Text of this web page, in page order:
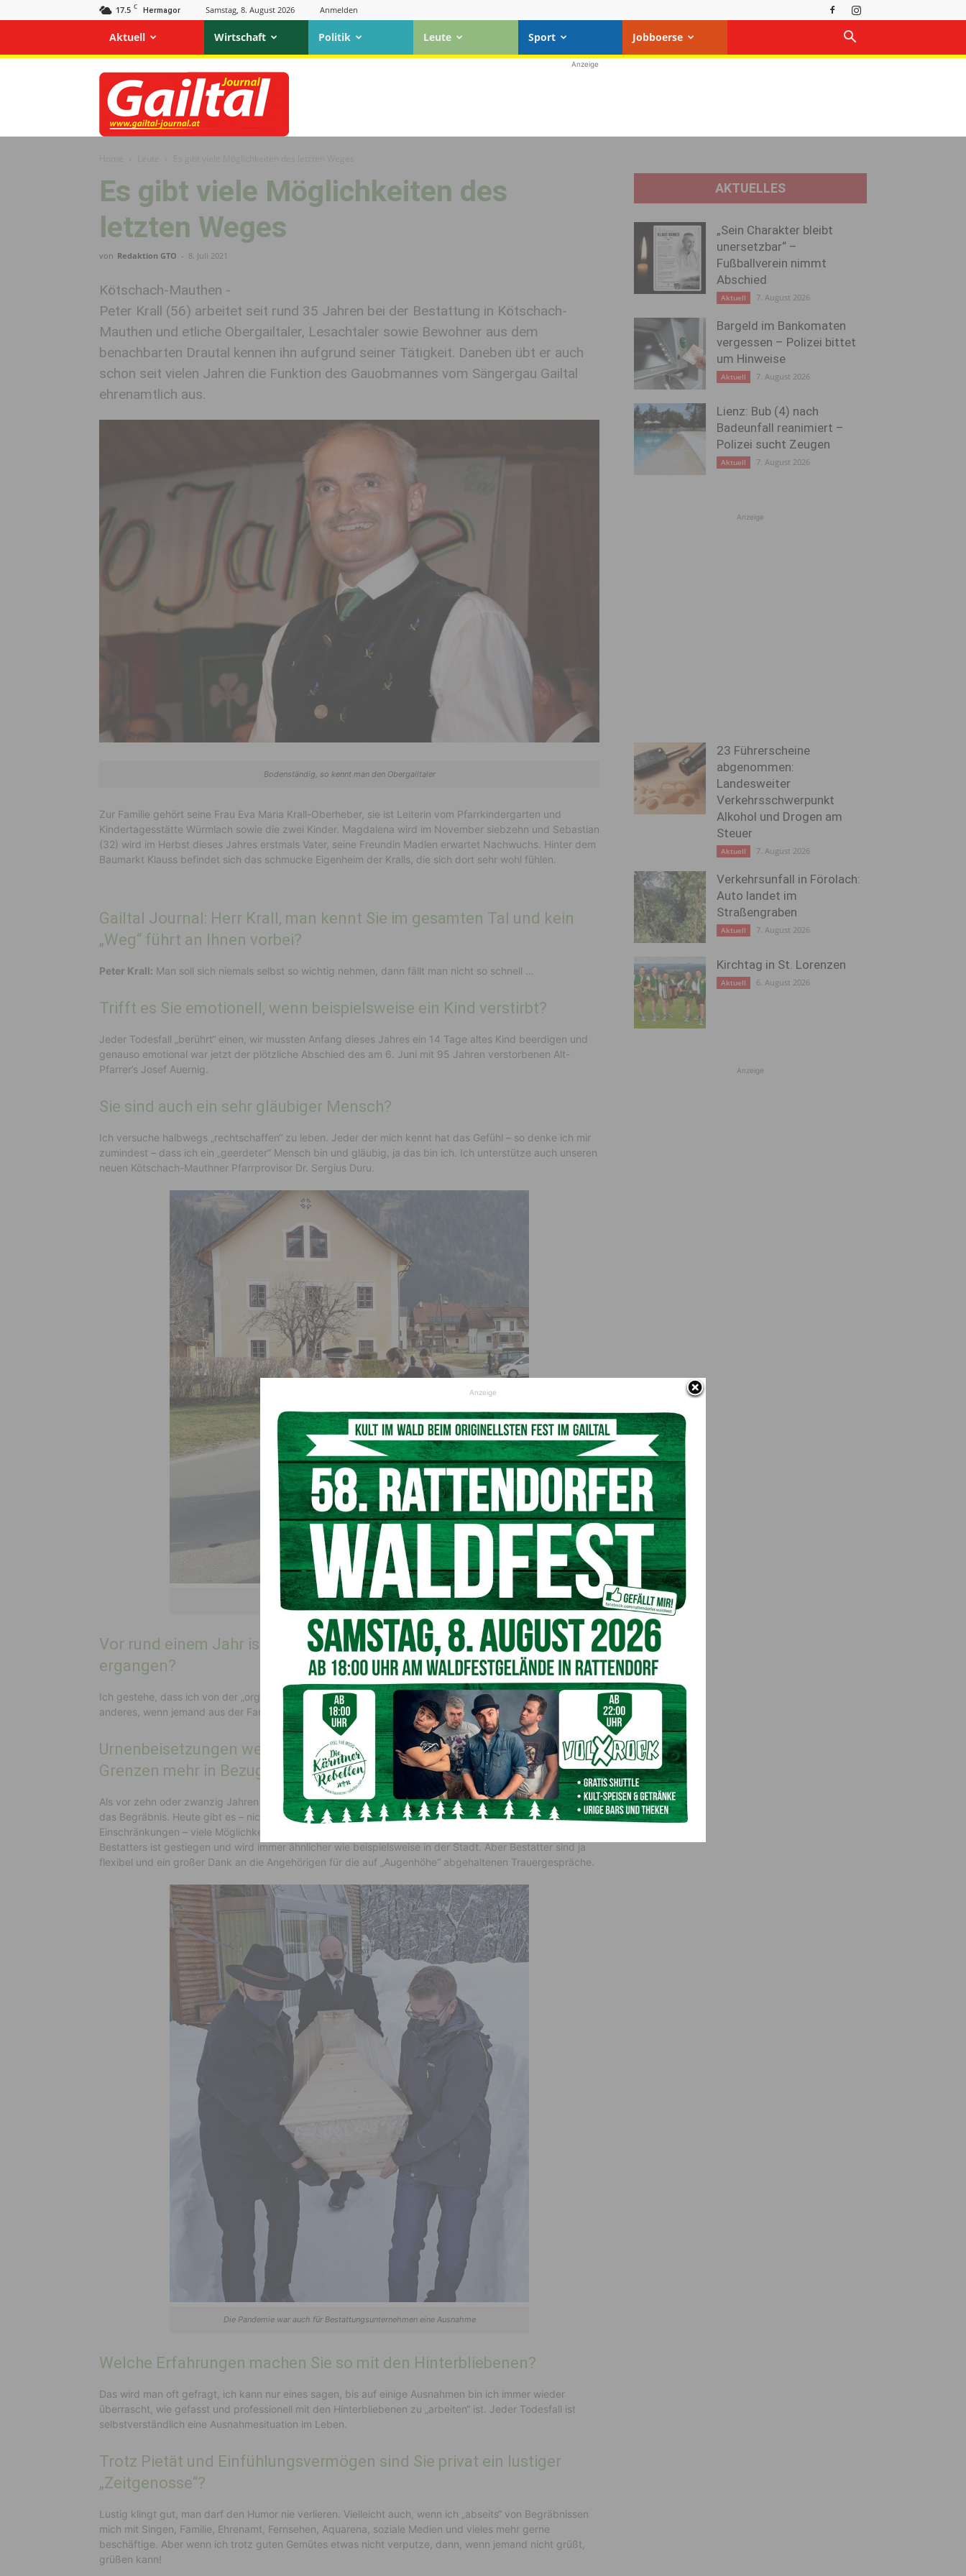
17.5 C Hermagor Samstag, 8. August 2026 Anmelden
Aktuell Wirtschaft Politik Leute Sport Jobboerse
Gailtal
Journal
Anzeige
Es gibt viele Möglichkeiten des
letzten Weges
von Redaktion GTO - 8. Juli 2021
Kötschach-Mauthen -
Peter Krall (56) arbeitet seit rund 35 Jahren bei der Bestattung in Kötschach-
Mauthen und etliche Obergailtaler, Lesachtaler sowie Bewohner aus dem
benachbarten Drautal kennen ihn aufgrund seiner Tätigkeit. Daneben übt er auch
schon seit vielen Jahren die Funktion des Gauobmannes vom Sängergau Gailtal
ehrenamtlich aus.
Bodenständig, so kennt man den Obergailtaler
Zur Familie gehört seine Frau Eva Maria Krall-Oberheber, sie ist Leiterin vom Pfarrkindergarten und
Kindertagesstätte Würmlach sowie die zwei Kinder. Magdalena wird im November siebzehn und Sebastian
(32) wird im Herbst dieses Jahres erstmals Vater, seine Freundin Madlen erwartet Nachwuchs. Hinter dem
Baumarkt Klauss befindet sich das schmucke Eigenheim der Kralls, die sich dort sehr wohl fühlen.
Gailtal Journal: Herr Krall, man kennt Sie im gesamten Tal und kein
„Weg“ führt an Ihnen vorbei?
Peter Krall: Man soll sich niemals selbst so wichtig nehmen, dann fällt man nicht so schnell …
Trifft es Sie emotionell, wenn beispielsweise ein Kind verstirbt?
Jeder Todesfall „berührt“ einen, wir mussten Anfang dieses Jahres ein 14 Tage altes Kind beerdigen und
genauso emotional war jetzt der plötzliche Abschied des am 6. Juni mit 95 Jahren verstorbenen Alt-
Pfarrer’s Josef Auernig.
Sie sind auch ein sehr gläubiger Mensch?
Ich versuche halbwegs „rechtschaffen“ zu leben. Jeder der mich kennt hat das Gefühl – so denke ich mir
zumindest – dass ich ein „geerdeter“ Mensch bin und gläubig, ja das bin ich. Ich unterstütze auch unseren
neuen Kötschach-Mauthner Pfarrprovisor Dr. Sergius Duru.
Peter Krall bei seiner Arbeit als Bestatter
Vor rund einem Jahr ist Ihr Vater verstorben, wie ist es Ihnen dabei
ergangen?
Ich gestehe, dass ich von der „organisatorischen“ Seite keine Probleme hatte, freilich ist es ganz etwas
anderes, wenn jemand aus der Familie „heimgeht“.
Urnenbeisetzungen werden immer „beliebter“ und es gibt fast keine
Grenzen mehr in Bezug auf den Ablauf von Beerdigungen?
Als vor zehn oder zwanzig Jahren das „Totenglöcklein“ geläutet hat, wusste jeder im Ort, in drei Tagen ist
das Begräbnis. Heute gibt es – nicht nur aufgrund der Pandemie und der damit verbundenen
Einschränkungen – viele Möglichkeiten des letzten Weges. Die Beratungs- und Informationstätigkeit des
Bestatters ist gestiegen und wird immer ähnlicher wie beispielsweise in der Stadt. Aber Bestatter sind ja
flexibel und ein großer Dank an die Angehörigen für die auf „Augenhöhe“ abgehaltenen Trauergespräche.
Die Pandemie war auch für Bestattungsunternehmen eine Ausnahme
Welche Erfahrungen machen Sie so mit den Hinterbliebenen?
Das wird man oft gefragt, ich kann nur eines sagen, bis auf einige Ausnahmen bin ich immer wieder
überrascht, wie gefasst und professionell mit den Hinterbliebenen zu „arbeiten“ ist. Jeder Todesfall ist
selbstverständlich eine Ausnahmesituation im Leben.
Trotz Pietät und Einfühlungsvermögen sind Sie privat ein lustiger
„Zeitgenosse“?
Lustig klingt gut, man darf den Humor nie verlieren. Vielleicht auch, wenn ich „abseits“ von Begräbnissen
mich mit Singen, Familie, Ehrenamt, Fernsehen, Aquarena, soziale Medien und vieles mehr gerne
beschäftige. Aber wenn ich trotz guten Gemütes etwas nicht verputze, dann, wenn jemand nicht grüßt,
grüßen kann!
AKTUELLES
„Sein Charakter bleibt
unersetzbar“ –
Fußballverein nimmt
Abschied
Aktuell 7. August 2026
Bargeld im Bankomaten
vergessen – Polizei bittet
um Hinweise
Aktuell 7. August 2026
Lienz: Bub (4) nach
Badeunfall reanimiert –
Polizei sucht Zeugen
Aktuell 7. August 2026
Anzeige
23 Führerscheine
abgenommen:
Landesweiter
Verkehrsschwerpunkt
Alkohol und Drogen am
Steuer
Aktuell 7. August 2026
Verkehrsunfall in Förolach:
Auto landet im
Straßengraben
Aktuell 7. August 2026
Kirchtag in St. Lorenzen
Aktuell 6. August 2026
Anzeige
Anzeige